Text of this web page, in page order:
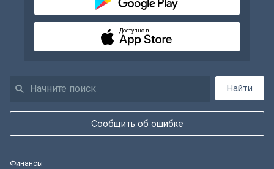
Найти
Сообщить об ошибке
Доступно в
Финансы